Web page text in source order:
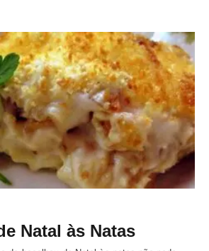
Natal às Natas